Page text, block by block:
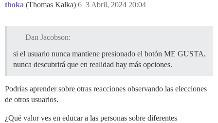
thoka (Thomas Kalka) 3 Abril, 2024 20:04
6
Dan Jacobson:
si el usuario nunca mantiene presionado el botón ME GUSTA,
nunca descubrirá que en realidad hay más opciones.
Podrías aprender sobre otras reacciones observando las elecciones
de otros usuarios.
¿Qué valor ves en educar a las personas sobre diferentes